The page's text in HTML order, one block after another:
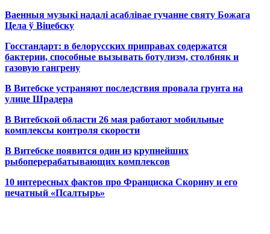
Ваенныя музыкі надалі асаблівае гучанне святу Божага
Цела ў Віцебску
Госстандарт: в белорусских приправах содержатся
бактерии, способные вызывать ботулизм, столбняк и
газовую гангрену
В Витебске устраняют последствия провала грунта на
улице Шрадера
В Витебской области 26 мая работают мобильные
комплексы контроля скорости
В Витебске появится один из крупнейших
рыбоперерабатывающих комплексов
10 интересных фактов про Франциска Скорину и его
печатный «Псалтырь»